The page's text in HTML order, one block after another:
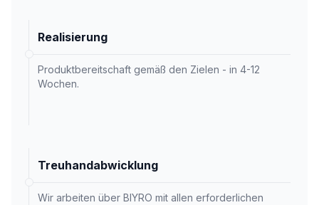
Realisierung
Produktbereitschaft gemäß den Zielen - in 4-12
Wochen.
Treuhandabwicklung
Wir arbeiten über BIYRO mit allen erforderlichen